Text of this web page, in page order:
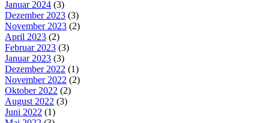
Januar 2024 (3)
Dezember 2023 (3)
November 2023 (2)
April 2023 (2)
Februar 2023 (3)
Januar 2023 (3)
Dezember 2022 (1)
November 2022 (2)
Oktober 2022 (2)
August 2022 (3)
Juni 2022 (1)